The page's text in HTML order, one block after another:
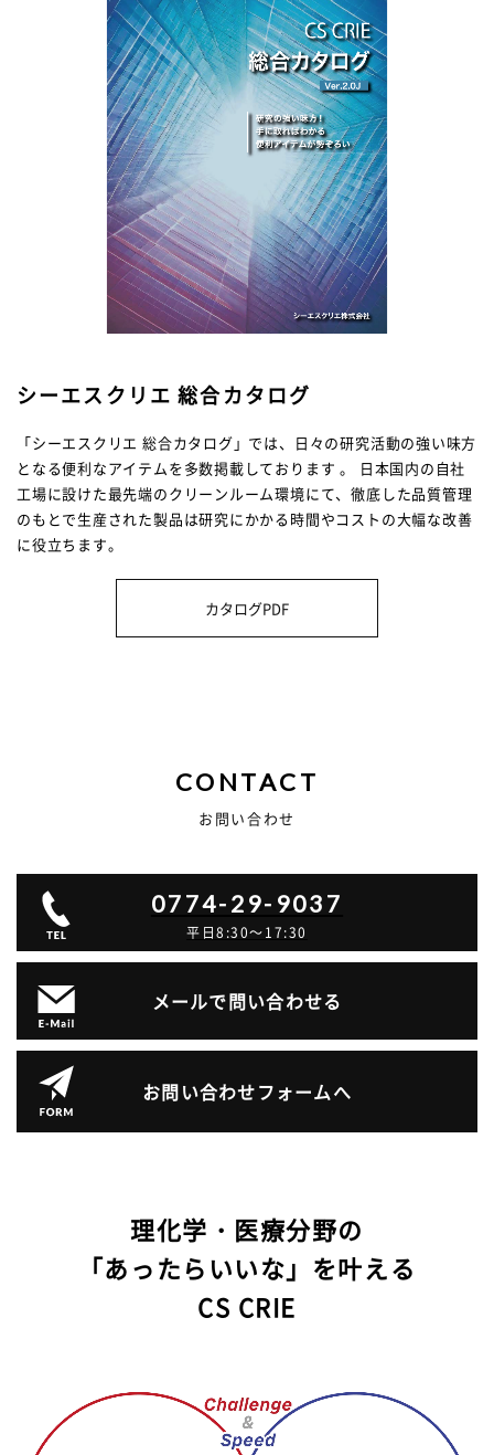
シーエスクリエ 総合カタログ
「シーエスクリエ 総合カタログ」では、日々の研究活動の強い味方
となる便利なアイテムを多数掲載しております 。 日本国内の自社
工場に設けた最先端のクリーンルーム環境にて、徹底した品質管理
のもとで生産された製品は研究にかかる時間やコストの大幅な改善
に役立ちます。
カタログPDF
CONTACT
お問い合わせ
0774-29-9037
平日8:30～17:30
メールで問い合わせる
お問い合わせフォームへ
理化学・医療分野の
「あったらいいな」を叶える
CS CRIE